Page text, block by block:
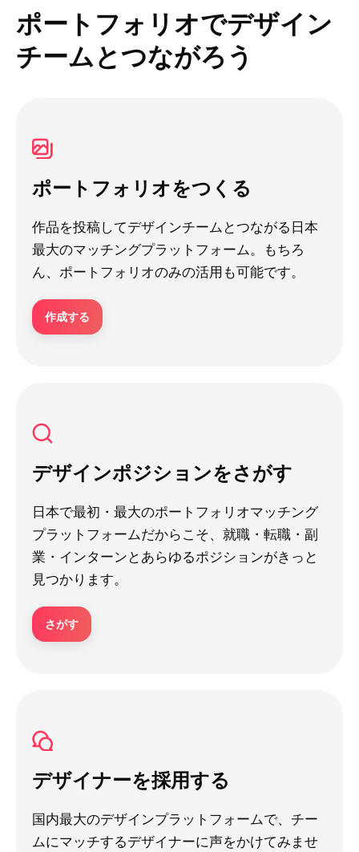
ポートフォリオでデザイン
チームとつながろう
ポートフォリオをつくる
作品を投稿してデザインチームとつながる日本
最大のマッチングプラットフォーム。もちろ
ん、ポートフォリオのみの活用も可能です。
作成する
デザインポジションをさがす
日本で最初・最大のポートフォリオマッチング
プラットフォームだからこそ、就職・転職・副
業・インターンとあらゆるポジションがきっと
見つかります。
さがす
デザイナーを採用する
国内最大のデザインプラットフォームで、チー
ムにマッチするデザイナーに声をかけてみませ